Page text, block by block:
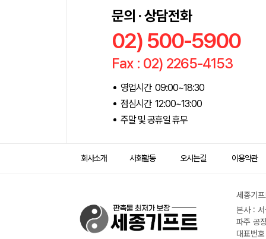
문의 · 상담전화
02) 500-5900
Fax : 02) 2265-4153
영업시간 09:00~18:30
점심시간 12:00~13:00
주말 및 공휴일 휴무
회사소개 사회활동 오시는길 이용약관
세종기
본사 :
파주 공
대표번